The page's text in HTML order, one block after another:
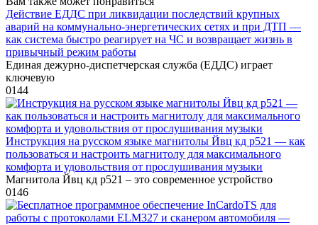
Действие ЕДДС при ликвидации последствий крупных
аварий на коммунально-энергетических сетях и при ДТП —
как система быстро реагирует на ЧС и возвращает жизнь в
привычный режим работы
Единая дежурно-диспетчерская служба (ЕДДС) играет
ключевую
0144
Инструкция на русском языке магнитолы Йвц кд р521 — как
пользоваться и настроить магнитолу для максимального
комфорта и удовольствия от прослушивания музыки
Магнитола Йвц кд р521 – это современное устройство
0146